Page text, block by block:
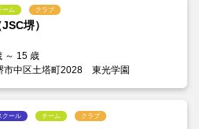
ーム クラブ
堺）
～ 15 歳
市中区土塔町2028 東光学園
クール チーム クラブ